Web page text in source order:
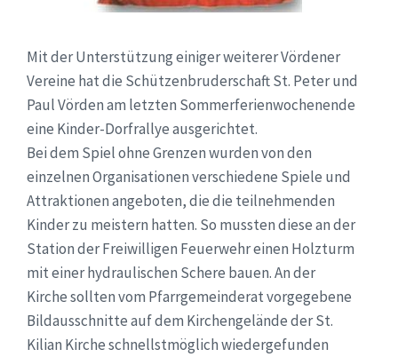
Mit der Unterstützung einiger weiterer Vördener
Vereine hat die Schützenbruderschaft St. Peter und
Paul Vörden am letzten Sommerferienwochenende
eine Kinder-Dorfrallye ausgerichtet.
Bei dem Spiel ohne Grenzen wurden von den
einzelnen Organisationen verschiedene Spiele und
Attraktionen angeboten, die die teilnehmenden
Kinder zu meistern hatten. So mussten diese an der
Station der Freiwilligen Feuerwehr einen Holzturm
mit einer hydraulischen Schere bauen. An der
Kirche sollten vom Pfarrgemeinderat vorgegebene
Bildausschnitte auf dem Kirchengelände der St.
Kilian Kirche schnellstmöglich wiedergefunden